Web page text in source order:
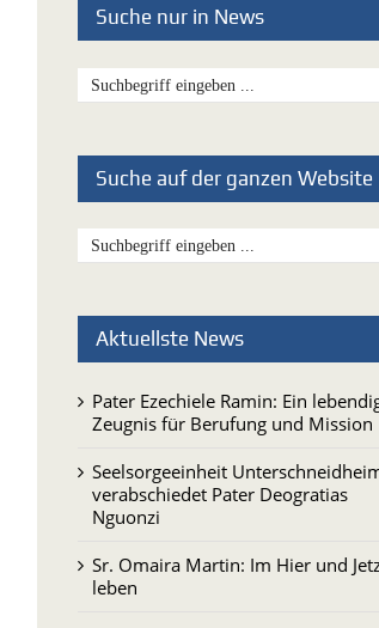
Suche nur in News
Suche auf der ganzen Website
Aktuellste News
Pater Ezechiele Ramin: Ein
Zeugnis für Berufung und Mission
Seelsorgeeinheit
verabschiedet Pater Deogratias
Nguonzi
Sr. Omaira Martin: Im Hier und
leben